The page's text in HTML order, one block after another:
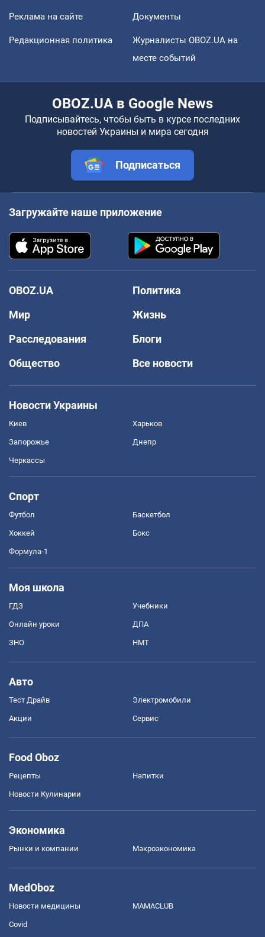
Реклама на сайте Документы
Редакционная политика
Журналисты OBOZ.UA на
месте событий
OBOZ.UA в Google News
Подписывайтесь, чтобы быть в курсе последних
новостей Украины и мира сегодня
Подписаться
Загружайте наше приложение
OBOZ.UA
Политика
Мир
Жизнь
Расследования
Блоги
Общество
Все новости
Новости Украины
Киев Харьков
Запорожье Днепр
Черкассы
Спорт
Футбол Баскетбол
Хоккей Бокс
Формула-1
Моя школа
ГДЗ Учебники
Онлайн уроки ДПА
ЗНО НМТ
Авто
Тест Драйв Электромобили
Акции Сервис
Food Oboz
Рецепты Напитки
Новости Кулинарии
Экономика
Рынки и компании Mакроэкономика
MedOboz
Новости медицины MAMACLUB
Covid